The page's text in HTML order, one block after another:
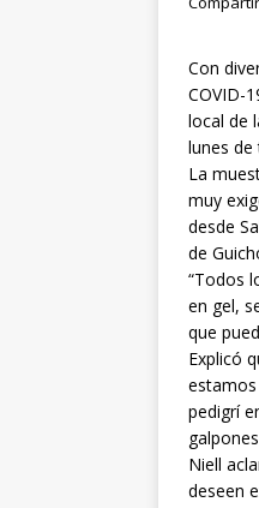
Con
COVID-
local de
lunes
La
muy
desde
de
“Todos
en gel,
que
Explicó
pedigrí
Niell
deseen